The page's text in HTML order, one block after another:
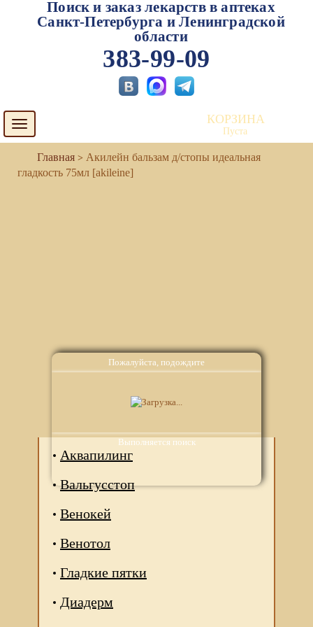
Пожалуйста, подождите
Выполняется поиск
Поиск и заказ лекарств в аптеках
Санкт-Петербурга и Ленинградской
области
383-99-09
Toggle
navigation
КОРЗИНА
Пуста
Акилейн бальзам д/стопы идеальная
гладкость 75мл [akileine]
Аквапилинг
Вальгусстоп
Венокей
Венотол
Гладкие пятки
Диадерм